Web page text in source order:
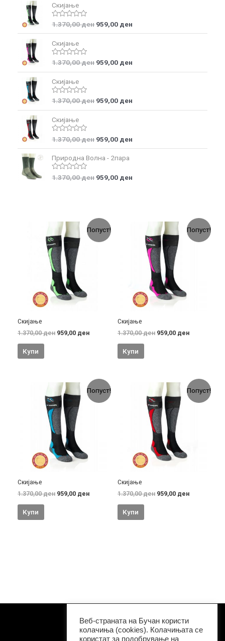
Скијање
Rated
of
5
1.370,00ден 959,00 ден
Скијање
Rated
out
of
5
1.370,00ден 959,00 ден
Скијање
Rated
out
of
5
1.370,00ден 959,00 ден
Скијање
Rated
out
of
5
1.370,00ден 959,00 ден
Природна Волна - 2пара
Rated
1.370,00ден 959,00 ден
Попуст!
Скијање
1.370,00ден 959,00 ден
Купи
Попуст!
Скијање
1.370,00ден 959,00 ден
Купи
Попуст!
Скијање
1.370,00ден 959,00 ден
Купи
Попуст!
Скијање
1.370,00ден 959,00 ден
Купи
Известувања
Веб-страната на Бучан користи
колачиња (cookies). Колачињата се
користат за подобрување на